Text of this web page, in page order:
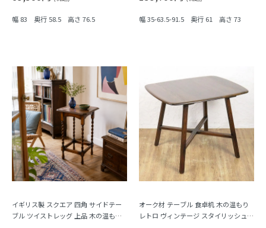
幅 83 奥行 58.5 高さ 76.5 幅 35-63.5-91.5 奥行 61 高さ 73
イギリス製 スクエア 四角 サイドテー
ブル ツイストレッグ 上品 木の温もり
オーク材 テーブル 食卓机 木の温もり
レトロ ヴィンテージ スタイリッシュ